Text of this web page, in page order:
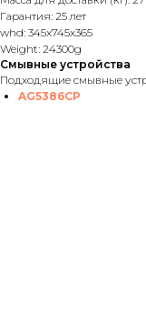
Гарантия: 25 лет
whd: 345x745x365
Weight: 24300g
Смывные устройства
Подходящие смывные
AG5386CP